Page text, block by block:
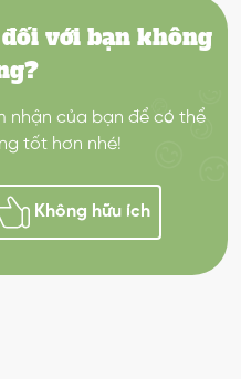
với bạn không
nhận của bạn để có thể
tốt hơn nhé!
Không hữu ích